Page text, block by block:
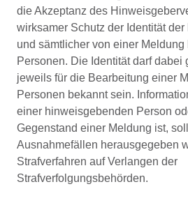
die Akzeptanz des
wirksamer Schutz der Identität
und sämtlicher von einer Meldung
Personen. Die Identität darf dabei
jeweils für die Bearbeitung einer
Personen bekannt sein.
einer hinweisgebenden Person
Gegenstand einer Meldung ist,
Ausnahmefällen herausgegeben
Strafverfahren auf Verlangen der
Strafverfolgungsbehörden.